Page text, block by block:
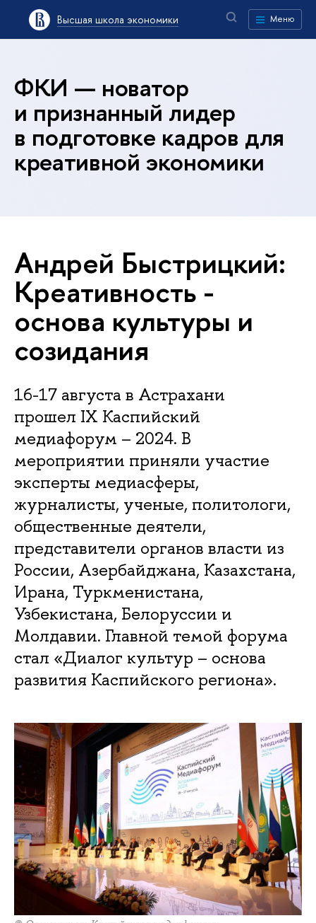
Высшая школа экономики Меню
ФКИ — новатор
и признанный лидер
в подготовке кадров для
креативной экономики
Андрей Быстрицкий:
Креативность -
основа культуры и
созидания
16-17 августа в Астрахани
прошел IX Каспийский
медиафорум – 2024. В
мероприятии приняли участие
эксперты медиасферы,
журналисты, ученые, политологи,
общественные деятели,
представители органов власти из
России, Азербайджана, Казахстана,
Ирана, Туркменистана,
Узбекистана, Белоруссии и
Молдавии. Главной темой форума
стал «Диалог культур – основа
развития Каспийского региона».